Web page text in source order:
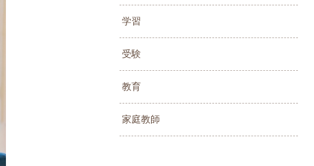
学習
受験
教育
家庭教師